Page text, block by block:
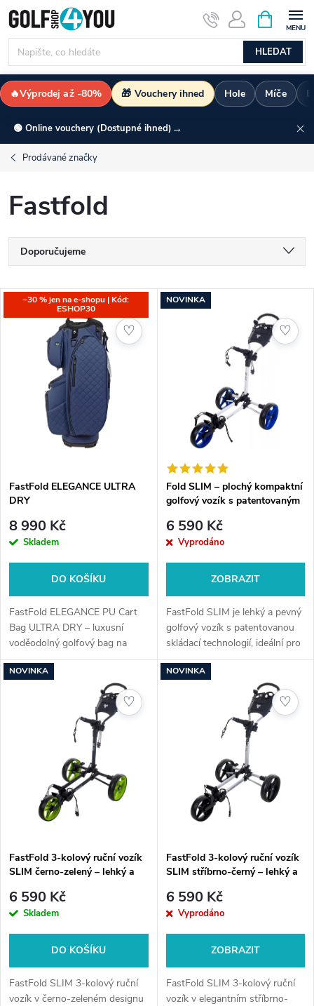
Přejít
na
obsah
HLEDAT
NÁKUPNÍ
KOŠÍK
🔥Výprodej až -80% 🎁 Vouchery ihned Hole Míče
🟢 Online vouchery (Dostupné ihned) →
Prodávané značky
Fastfold
Ř
a
z
r
o
d
u
k
t
Doporučujeme
Nejdražší
Nejprodávanější
Abecedně
V
p
r
o
u
k
t
−30 % jen na e-shopu | Kód:
ESHOP30
FastFold ELEGANCE ULTRA
DRY
8 990 Kč
Skladem
DO KOŠÍKU
FastFold ELEGANCE PU Cart
Bag ULTRA DRY – luxusní
voděodolný golfový bag na
vozík
♡
NOVINKA
Fold SLIM – plochý kompaktní
golfový vozík s patentovaným
6 590 Kč
Vyprodáno
ZOBRAZIT
FastFold SLIM je lehký a pevný
golfový vozík s patentovanou
skládací technologií, ideální pro
snadné přenášení a skladování.
Váha 6,7 kg, brzdy a držáky na
♡
NOVINKA
FastFold 3-kolový ruční vozík
SLIM černo-zelený – lehký a
6 590 Kč
Skladem
DO KOŠÍKU
FastFold SLIM 3-kolový ruční
vozík v černo-zeleném designu
♡
NOVINKA
FastFold 3-kolový ruční vozík
SLIM stříbrno-černý – lehký a
6 590 Kč
Vyprodáno
ZOBRAZIT
FastFold SLIM 3-kolový ruční
vozík v elegantním stříbrno-
♡